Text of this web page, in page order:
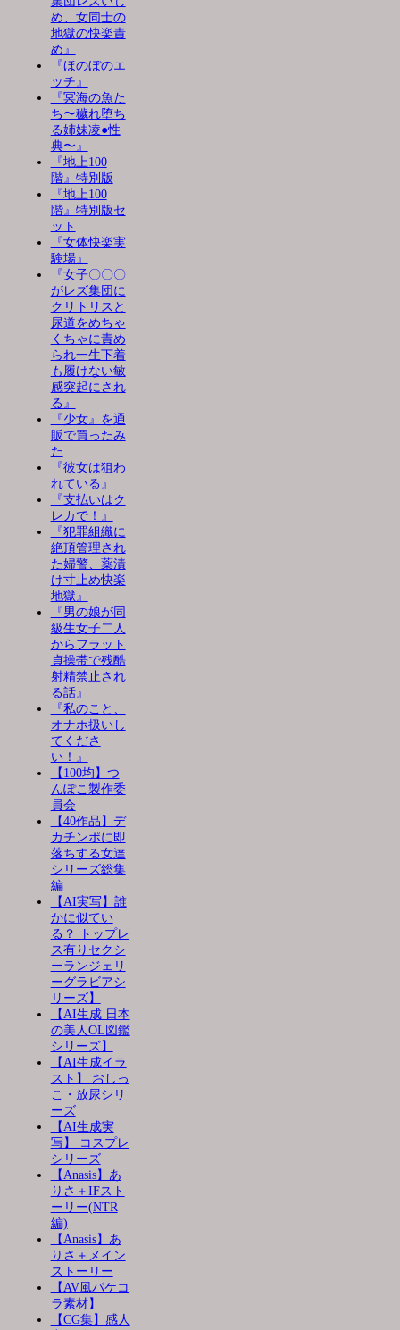
め、女同士の
地獄の快楽責
め』
『ほのぼのエ
ッチ』
『冥海の魚た
ち〜穢れ堕ち
る姉妹凌●性
典〜』
『地上100
階』特別版
『地上100
階』特別版セ
ット
『女体快楽実
験場』
『女子〇〇〇
がレズ集団に
クリトリスと
尿道をめちゃ
くちゃに責め
られ一生下着
も履けない敏
感突起にされ
る』
『少女』を通
販で買ったみ
た
『彼女は狙わ
れている』
『支払いはク
レカで！』
『犯罪組織に
絶頂管理され
た婦警、薬漬
け寸止め快楽
地獄』
『男の娘が同
級生女子二人
からフラット
貞操帯で残酷
射精禁止され
る話』
『私のこと、
オナホ扱いし
てくださ
い！』
【100均】つ
んぽこ製作委
員会
【40作品】デ
カチンポに即
落ちする女達
シリーズ総集
編
【AI実写】誰
かに似てい
る？ トップレ
ス有りセクシ
ーランジェリ
ーグラビアシ
リーズ】
【AI生成 日本
の美人OL図鑑
シリーズ】
【AI生成イラ
スト】 おしっ
こ・放尿シリ
ーズ
【AI生成実
写】 コスプレ
シリーズ
【Anasis】あ
りさ＋IFスト
ーリー(NTR
編)
【Anasis】あ
りさ＋メイン
ストーリー
【AV風パケコ
ラ素材】
【CG集】感人